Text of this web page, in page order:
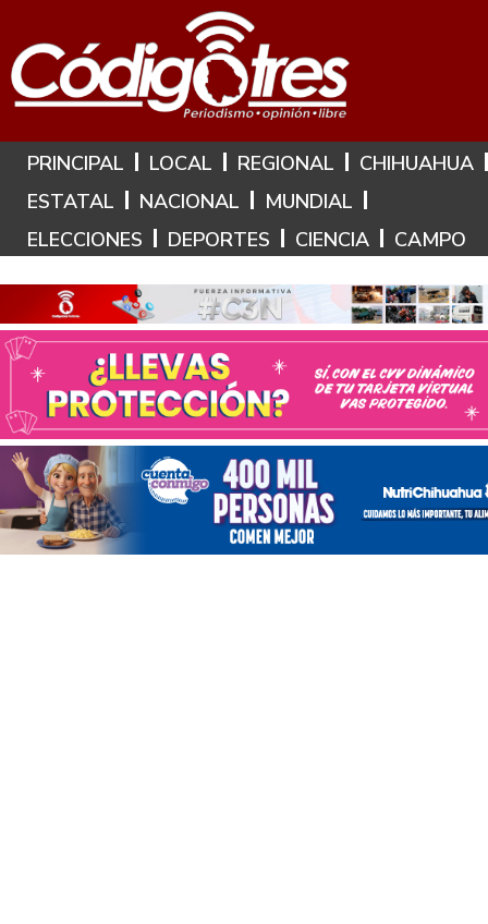
Hoy es: 7 de Agosto de 2026
PRINCIPAL LOCAL REGIONAL
CHIHUAHUA
ESTATAL
NACIONAL
MUNDIAL
ELECCIONES
DEPORTES CIENCIA CAMPO